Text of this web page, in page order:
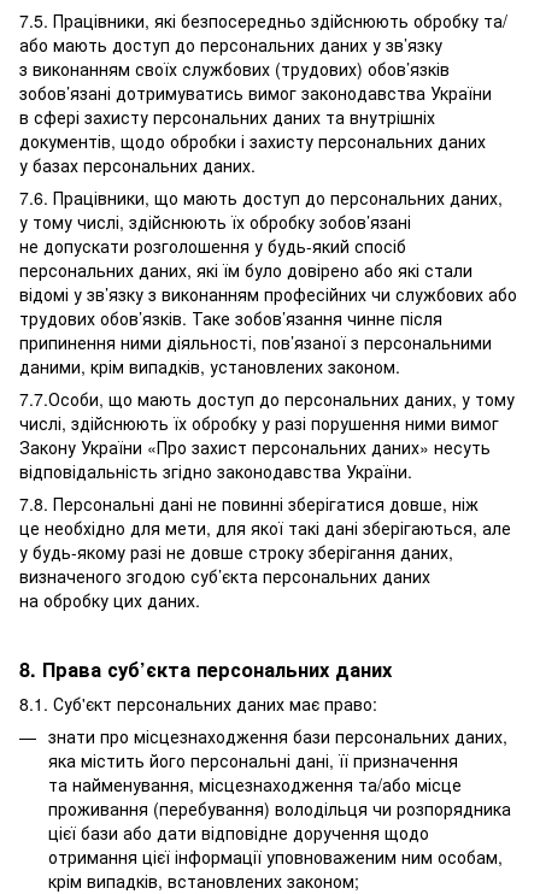
7.5. Працівники, які безпосередньо здійснюють обробку та/
або мають доступ до персональних даних у зв’язку
з виконанням своїх службових (трудових) обов’язків
зобов’язані дотримуватись вимог законодавства України
в сфері захисту персональних даних та внутрішніх
документів, щодо обробки і захисту персональних даних
у базах персональних даних.
7.6. Працівники, що мають доступ до персональних даних,
у тому числі, здійснюють їх обробку зобов’язані
не допускати розголошення у будь-який спосіб
персональних даних, які їм було довірено або які стали
відомі у зв’язку з виконанням професійних чи службових або
трудових обов’язків. Таке зобов’язання чинне після
припинення ними діяльності, пов’язаної з персональними
даними, крім випадків, установлених законом.
7.7.Особи, що мають доступ до персональних даних, у тому
числі, здійснюють їх обробку у разі порушення ними вимог
Закону України «Про захист персональних даних» несуть
відповідальність згідно законодавства України.
7.8. Персональні дані не повинні зберігатися довше, ніж
це необхідно для мети, для якої такі дані зберігаються, але
у будь-якому разі не довше строку зберігання даних,
визначеного згодою суб’єкта персональних даних
на обробку цих даних.
8. Права суб’єкта персональних даних
8.1. Суб'єкт персональних даних має право:
знати про місцезнаходження бази персональних даних,
яка містить його персональні дані, її призначення
та найменування, місцезнаходження та/або місце
проживання (перебування) володільця чи розпорядника
цієї бази або дати відповідне доручення щодо
отримання цієї інформації уповноваженим ним особам,
крім випадків, встановлених законом;